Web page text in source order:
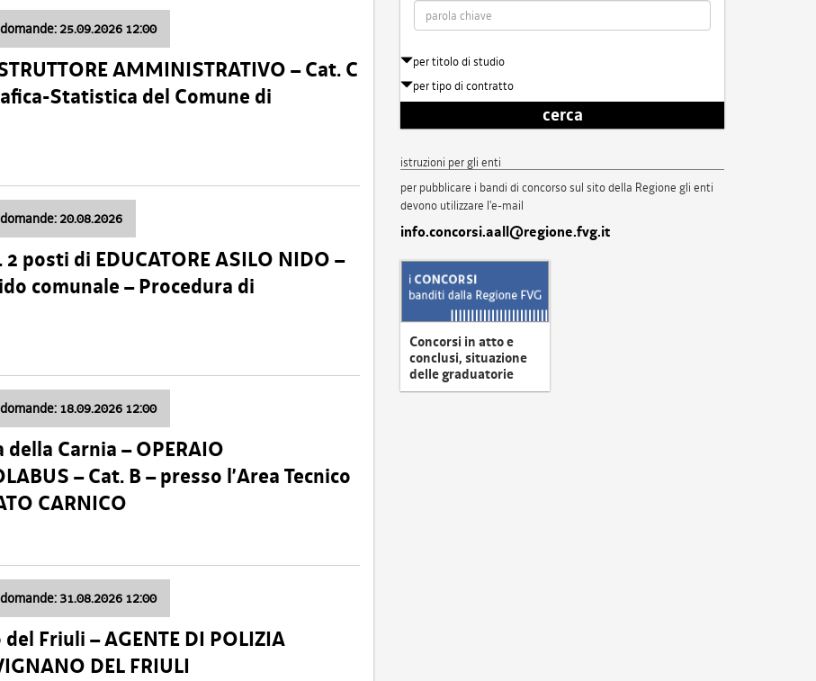
25.09.2026 12:00
AMMINISTRATIVO – Cat. C
Statistica del Comune di
20.08.2026
posti di EDUCATORE ASILO NIDO –
comunale – Procedura di
18.09.2026 12:00
Carnia – OPERAIO
– Cat. B – presso l’Area Tecnico
CARNICO
31.08.2026 12:00
Friuli – AGENTE DI POLIZIA
DEL FRIULI
per titolo di studio
per tipo di contratto
cerca
istruzioni per gli enti
per pubblicare i bandi di concorso sul sito della Regione gli enti
devono utilizzare l'e-mail
info.concorsi.aall@regione.fvg.it
Concorsi in atto e
conclusi, situazione
delle graduatorie